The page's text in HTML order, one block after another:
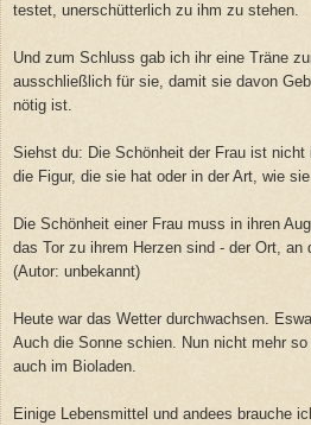
testet, unerschütterlich zu ihm zu stehen.
Und zum Schluss gab ich ihr eine Träne
ausschließlich für sie, damit sie davon
nötig ist.
Siehst du: Die Schönheit der Frau ist
die Figur, die sie hat oder in der Art, wie
Die Schönheit einer Frau muss in ihren
das Tor zu ihrem Herzen sind - der Ort, an
(Autor: unbekannt)
Heute war das Wetter durchwachsen.
Auch die Sonne schien. Nun nicht mehr
auch im Bioladen.
Einige Lebensmittel und andees brauche